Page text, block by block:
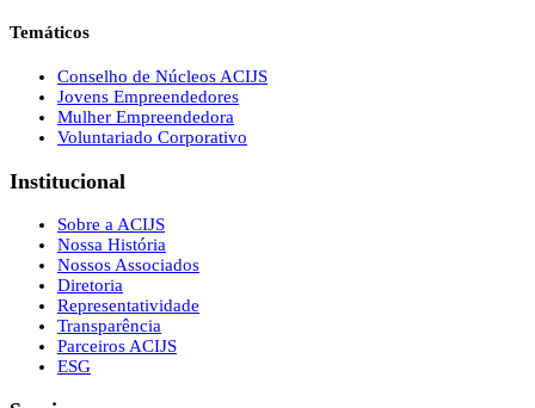
Temáticos
Conselho de Núcleos ACIJS
Jovens Empreendedores
Mulher Empreendedora
Voluntariado Corporativo
Institucional
Sobre a ACIJS
Nossa História
Nossos Associados
Diretoria
Representatividade
Transparência
Parceiros ACIJS
ESG